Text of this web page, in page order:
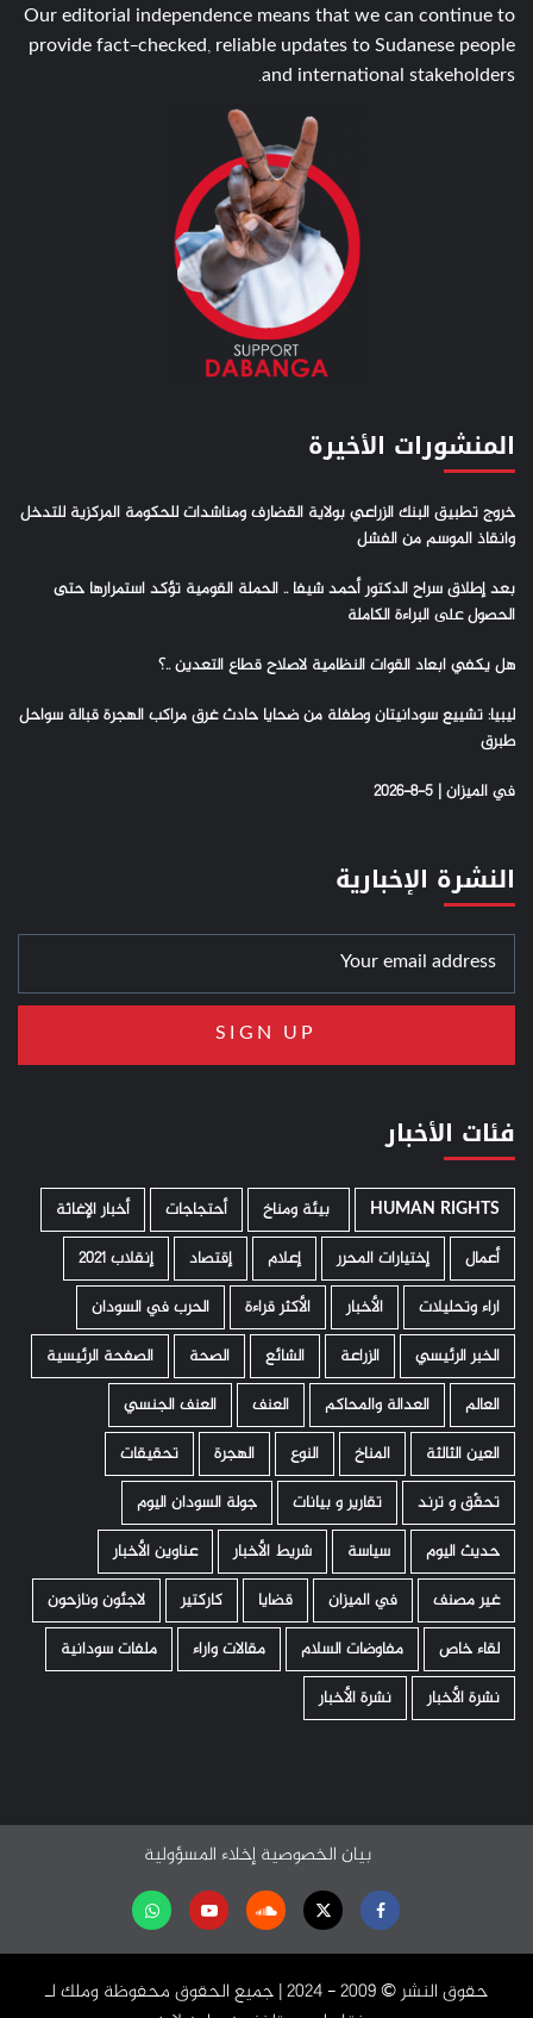
Our editorial independence means that we can continue to
provide fact-checked, reliable updates to Sudanese people
and international stakeholders.
المنشورات الأخيرة
خروج تطبيق البنك الزراعي بولاية القضارف ومناشدات للحكومة المركزية للتدخل
وانقاذ الموسم من الفشل
بعد إطلاق سراح الدكتور أحمد شيفا .. الحملة القومية تؤكد استمرارها حتى
الحصول على البراءة الكاملة
هل يكفي ابعاد القوات النظامية لاصلاح قطاع التعدين ..؟
ليبيا: تشييع سودانيتان وطفلة من ضحايا حادث غرق مراكب الهجرة قبالة سواحل
طبرق
في الميزان | 5-8-2026
النشرة الإخبارية
فئات الأخبار
HUMAN RIGHTS ­ بيئة ومناخ أحتجاجات
أخبار الإغاثة
أعمال
إختيارات المحرر إعلام إقتصاد
إنقلاب 2021
اراء وتحليلات
الأخبار الأكثر قراءة
الحرب في السودان
الخبر الرئيسي
الزراعة الشائع الصحة
الصفحة الرئيسية
العالم
العدالة والمحاكم العنف
العنف الجنسي
العين الثالثة
المناخ النوع الهجرة
تحقيقات
تحقّق و ترند
تقارير و بيانات
جولة السودان اليوم
حديث اليوم
سياسة شريط الأخبار
عناوين الأخبار
غير مصنف
في الميزان قضايا كاركتير
لاجئون ونازحون
لقاء خاص
مفاوضات السلام مقالات واراء
ملفات سودانية
نشرة الأخبار
نشرة الأخبار
بيان الخصوصية إخلاء المسؤولية
Facebook
Twitter
Soundcloud
Youtubeتابعنا
واتساب
حقوق النشر ©️ 2009 - 2024 | جميع الحقوق محفوظة وملك لـ